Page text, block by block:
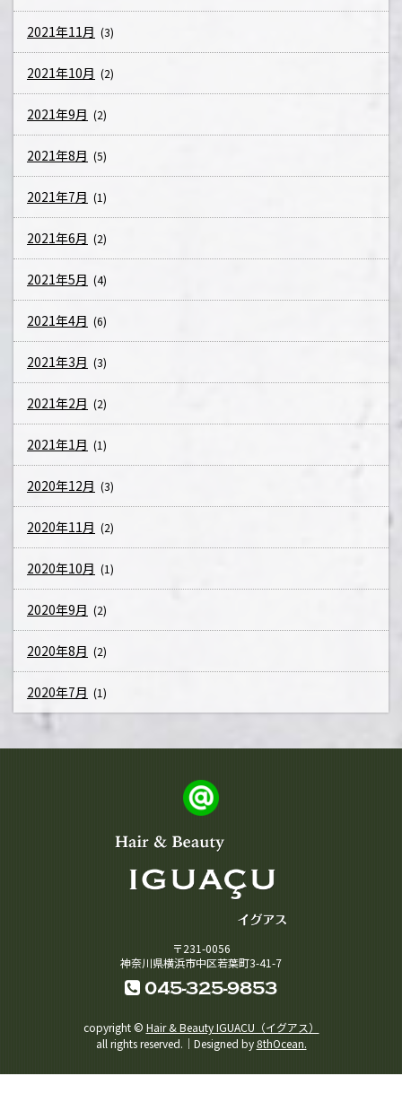
2021年11月 (3)
2021年10月 (2)
2021年9月 (2)
2021年8月 (5)
2021年7月 (1)
2021年6月 (2)
2021年5月 (4)
2021年4月 (6)
2021年3月 (3)
2021年2月 (2)
2021年1月 (1)
2020年12月 (3)
2020年11月 (2)
2020年10月 (1)
2020年9月 (2)
2020年8月 (2)
2020年7月 (1)
〒231-0056
神奈川県横浜市中区若葉町3-41-7
045-325-9853
copyright © Hair & Beauty IGUACU（イグアス）
all rights reserved.｜Designed by8thOcean.